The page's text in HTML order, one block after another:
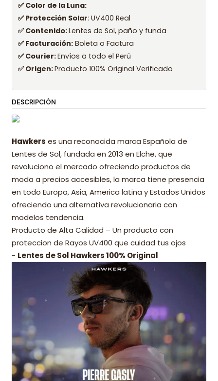
✅ Color de la Luna:
✅ Protección Solar: UV400 Real
✅ Contenido:Lentes de Sol, paño y funda
✅ Facturación: Boleta o Factura
✅ Courier:Envíos a todo el Perú
✅ Origen:Producto 100% Original Verificado
DESCRIPCIÓN
Hawkers es una reconocida marca Española de
Lentes de Sol, fundada en 2013 en Elche, que
revoluciono el mercado ofreciendo productos de
moda a precios accesibles, la marca tiene presencia
en todo Europa, Asia, America latina y Estados Unidos
ofreciendo una alternativa revolucionaria con
modelos tendencia.
Producto de Alta Calidad – Un producto con
proteccion de Rayos UV400 que cuidad tus ojos
- Lentes de Sol Hawkers 100% Original